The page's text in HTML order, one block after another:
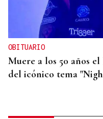
OBITUARIO
Muere a los 50 años
del icónico tema